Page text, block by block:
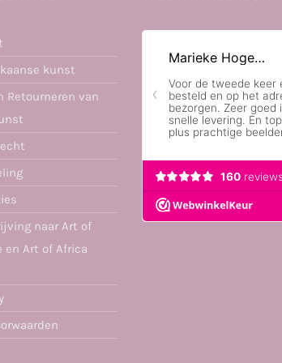
kunst
Retourneren van
naar Art of
en Art of Africa